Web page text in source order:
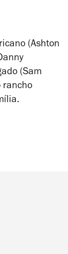
(Ashton
(Sam
rancho